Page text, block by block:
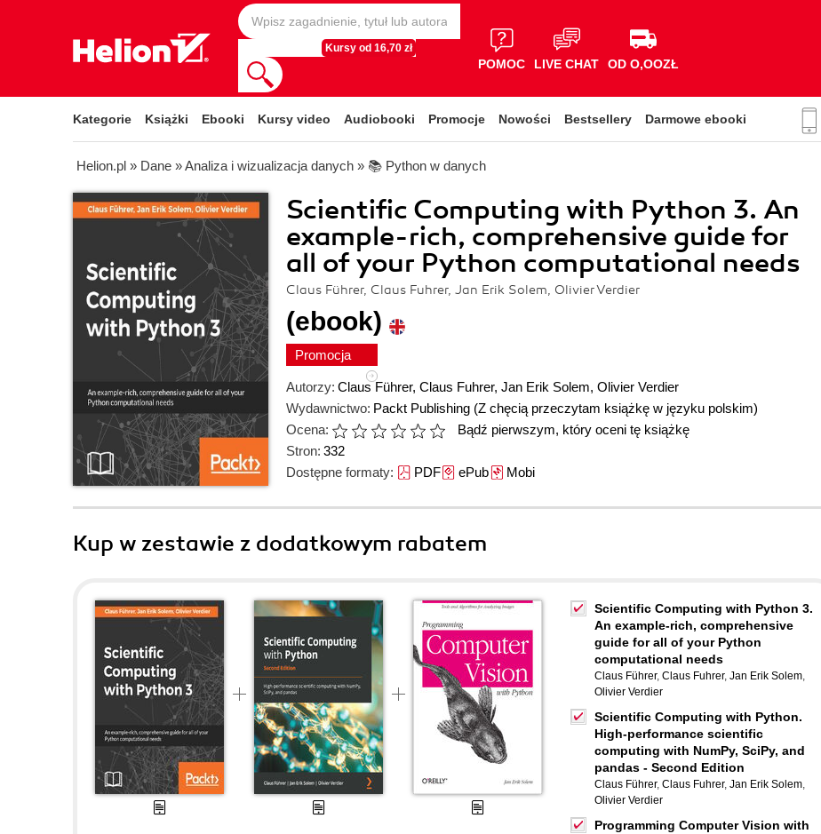
Kursy od 16,70 zł
POMOC LIVE CHAT OD O,OOZŁ
Kategorie Książki Ebooki Kursy video Audiobooki Promocje Nowości Bestsellery Darmowe ebooki
Helion.pl » Dane »Analiza i wizualizacja danych » 📚 Python w danych
Scientific Computing with Python 3. An
example-rich, comprehensive guide for
all of your Python computational needs
Claus Führer, Claus Fuhrer, Jan Erik Solem, Olivier Verdier
(ebook)
Promocja
Autorzy: Claus Führer, Claus Fuhrer, Jan Erik Solem, Olivier Verdier
Wydawnictwo: Packt Publishing (Z chęcią przeczytam książkę w języku polskim)
Ocena:
Bądź pierwszym, który oceni tę książkę
Stron: 332
Dostępne formaty: PDFePubMobi
Kup w zestawie z dodatkowym rabatem
Scientific Computing with Python 3.
An example-rich, comprehensive
guide for all of your Python
computational needs
Claus Führer, Claus Fuhrer, Jan Erik Solem,
Olivier Verdier
Scientific Computing with Python.
High-performance scientific
computing with NumPy, SciPy, and
pandas - Second Edition
Claus Führer, Claus Fuhrer, Jan Erik Solem,
Olivier Verdier
Programming Computer Vision with